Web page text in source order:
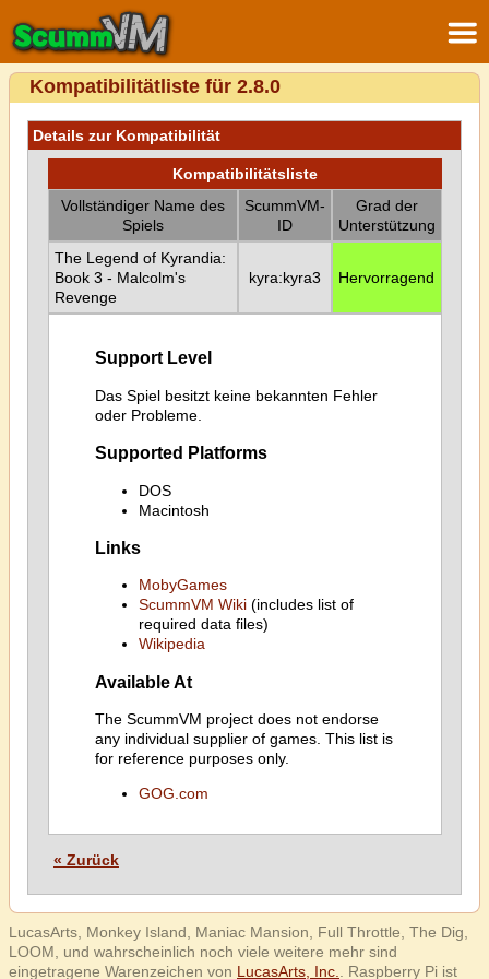
Kompatibilitätliste für 2.8.0
Details zur Kompatibilität
Kompatibilitätsliste
Vollständiger Name des
Spiels
ScummVM-
ID
Grad der
Unterstützung
The Legend of Kyrandia:
Book 3 - Malcolm's
Revenge
kyra:kyra3 Hervorragend
Support Level
Das Spiel besitzt keine bekannten Fehler
oder Probleme.
Supported Platforms
DOS
Macintosh
Links
MobyGames
ScummVM Wiki(includes list of
required data files)
Wikipedia
Available At
The ScummVM project does not endorse
any individual supplier of games. This list is
for reference purposes only.
GOG.com
« Zurück
LucasArts, Monkey Island, Maniac Mansion, Full Throttle, The Dig,
LOOM, und wahrscheinlich noch viele weitere mehr sind
eingetragene Warenzeichen von LucasArts, Inc. . Raspberry Pi ist